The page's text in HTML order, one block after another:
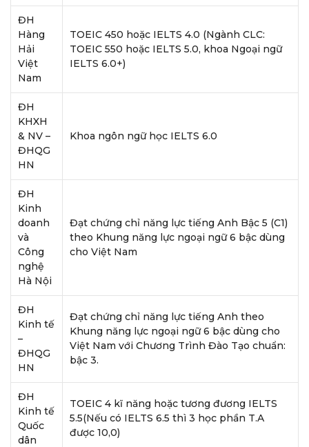
ĐH
Hàng
Hải
Việt
Nam
TOEIC 450 hoặc IELTS 4.0 (Ngành CLC:
TOEIC 550 hoặc IELTS 5.0, khoa Ngoại ngữ
IELTS 6.0+)
ĐH
KHXH
& NV –
ĐHQG
HN
Khoa ngôn ngữ học IELTS 6.0
ĐH
Kinh
doanh
và
Công
nghệ
Hà Nội
Đạt chứng chỉ năng lực tiếng Anh Bậc 5 (C1)
theo Khung năng lực ngoại ngữ 6 bậc dùng
cho Việt Nam
ĐH
Kinh tế
–
ĐHQG
HN
Đạt chứng chỉ năng lực tiếng Anh theo
Khung năng lực ngoại ngữ 6 bậc dùng cho
Việt Nam với Chương Trình Đào Tạo chuẩn:
bậc 3.
ĐH
Kinh tế
Quốc
dân
TOEIC 4 kĩ năng hoặc tương đương IELTS
5.5(Nếu có IELTS 6.5 thì 3 học phần T.A
được 10,0)